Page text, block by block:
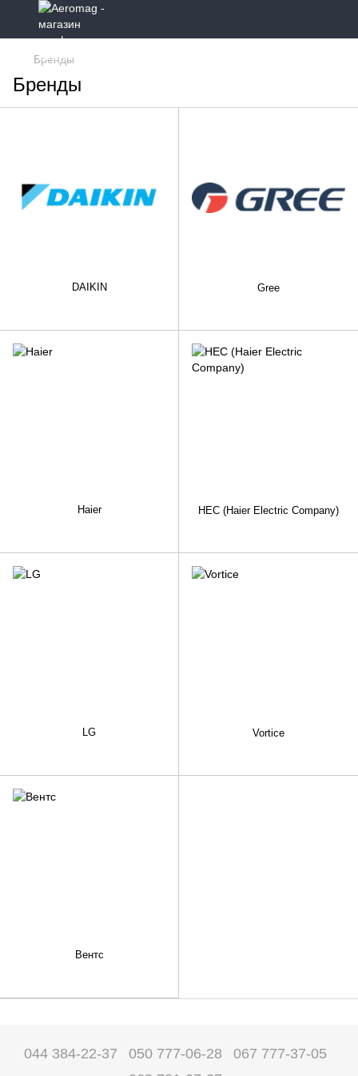
Бренды
Бренды
DAIKIN Gree
Haier HEC (Haier Electric Company)
LG Vortice
Вентс
044 384-22-37 050 777-06-28
067 777-37-05